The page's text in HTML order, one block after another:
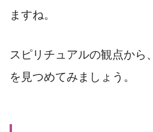
ますね。
スピリチュアルの観点から
を見つめてみましょう。